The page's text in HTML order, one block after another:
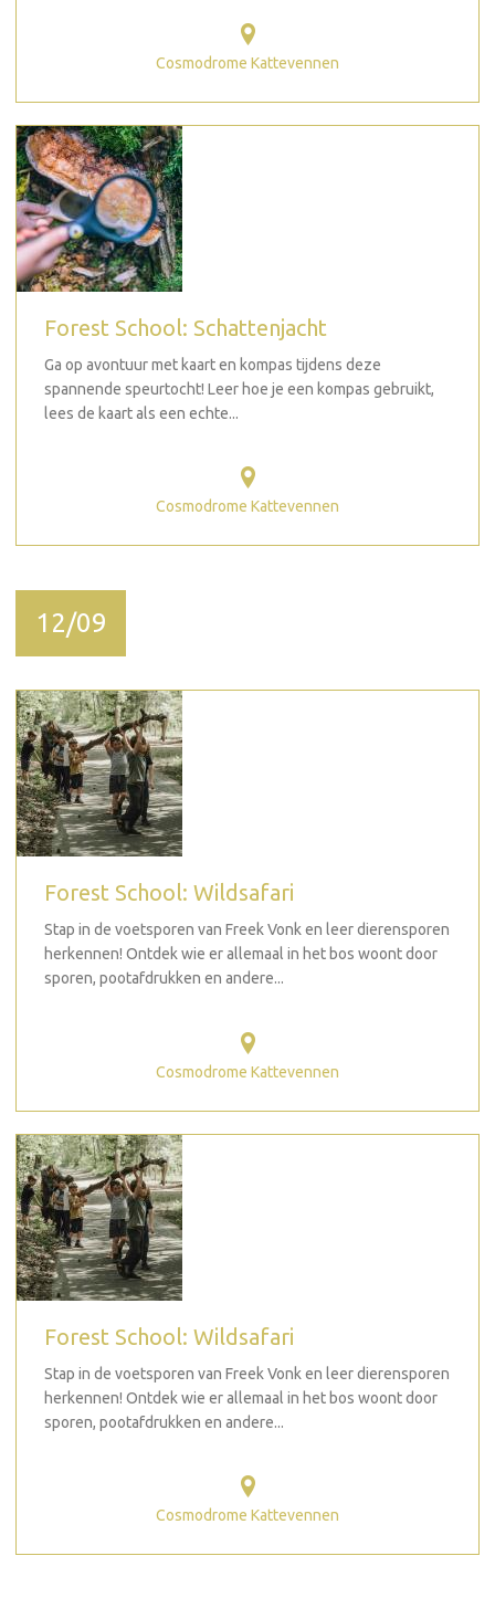
Cosmodrome Kattevennen
Forest School: Schattenjacht
Ga op avontuur met kaart en kompas tijdens deze
spannende speurtocht! Leer hoe je een kompas gebruikt,
lees de kaart als een echte...
Cosmodrome Kattevennen
12/09
Forest School: Wildsafari
Stap in de voetsporen van Freek Vonk en leer dierensporen
herkennen! Ontdek wie er allemaal in het bos woont door
sporen, pootafdrukken en andere...
Cosmodrome Kattevennen
Forest School: Wildsafari
Stap in de voetsporen van Freek Vonk en leer dierensporen
herkennen! Ontdek wie er allemaal in het bos woont door
sporen, pootafdrukken en andere...
Cosmodrome Kattevennen